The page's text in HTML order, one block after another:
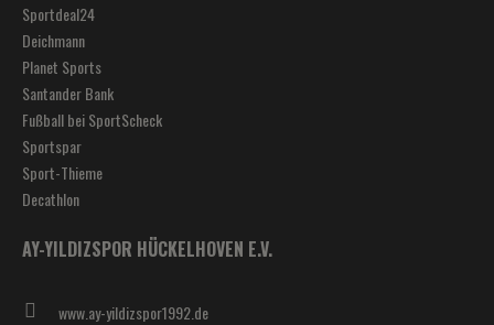
Sportdeal24
Deichmann
Planet Sports
Santander Bank
Fußball bei SportScheck
Sportspar
Sport-Thieme
Decathlon
AY-YILDIZSPOR HÜCKELHOVEN E.V.
www.ay-yildizspor1992.de